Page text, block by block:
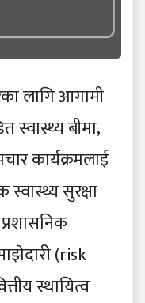
लागि आगामी
बीमा,
कार्यक्रमलाई
सुरक्षा
(risk
स्थायित्व